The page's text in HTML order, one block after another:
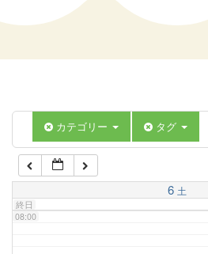
カテゴリー タグ
6 土
終日
04:00
07:00
08:00